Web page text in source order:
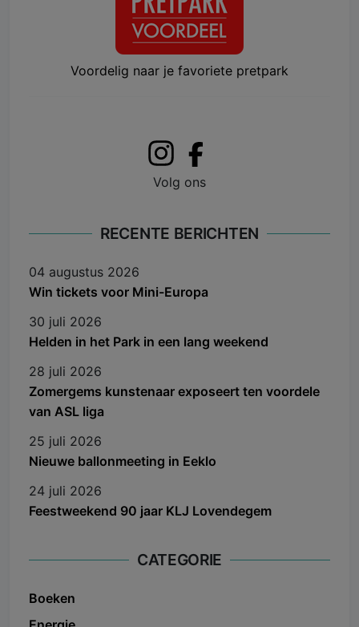
Voordelig naar je favoriete pretpark
Volg ons
RECENTE BERICHTEN
04 augustus 2026
Win tickets voor Mini-Europa
30 juli 2026
Helden in het Park in een lang weekend
28 juli 2026
Zomergems kunstenaar exposeert ten voordele
van ASL liga
25 juli 2026
Nieuwe ballonmeeting in Eeklo
24 juli 2026
Feestweekend 90 jaar KLJ Lovendegem
CATEGORIE
Boeken